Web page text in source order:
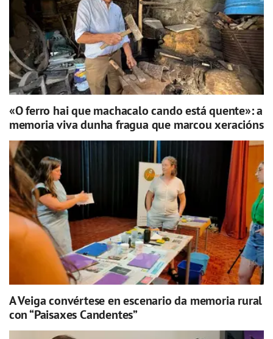
«O ferro hai que machacalo cando está quente»: a
memoria viva dunha fragua que marcou xeracións
A Veiga convértese en escenario da memoria rural
con “Paisaxes Candentes”